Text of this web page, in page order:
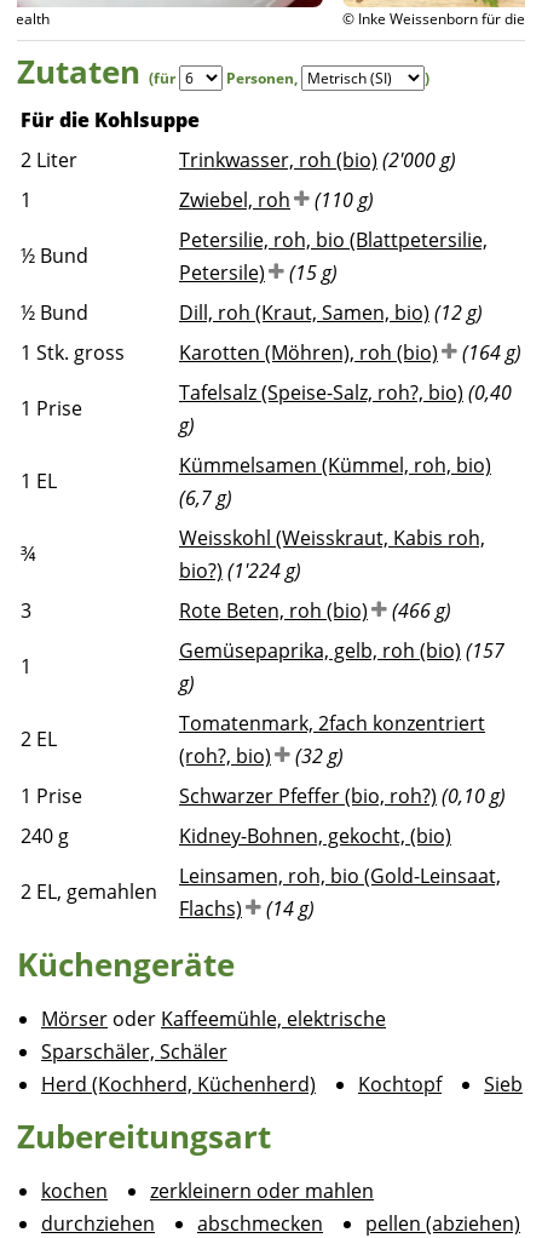
© Inke Weissenborn für diet-health
Zutaten (für Personen, )
Für die Kohlsuppe
2 Liter Trinkwasser, roh (bio) (2'000 g)
1
Zwiebel, roh (110 g)
½ Bund
Petersilie, roh, bio (Blattpetersilie,
Petersile)
(15 g)
½ Bund Dill, roh (Kraut, Samen, bio) (12 g)
1 Stk. gross Karotten (Möhren), roh (bio) (164 g)
1 Prise
Tafelsalz (Speise-Salz, roh?, bio) (0,40
g)
1 EL
Kümmelsamen (Kümmel, roh, bio)
(6,7 g)
¾
Weisskohl (Weisskraut, Kabis roh,
bio?) (1'224 g)
3
Rote Beten, roh (bio) (466 g)
1
Gemüsepaprika, gelb, roh (bio) (157
g)
2 EL
Tomatenmark, 2fach konzentriert
(roh?, bio)
(32 g)
1 Prise Schwarzer Pfeffer (bio, roh?) (0,10 g)
240 g Kidney-Bohnen, gekocht, (bio)
2 EL, gemahlen
Leinsamen, roh, bio (Gold-Leinsaat,
Flachs)
(14 g)
Küchengeräte
Mörser oder Kaffeemühle, elektrische
Sparschäler, Schäler
Herd (Kochherd, Küchenherd)
Kochtopf Sieb
Zubereitungsart
kochen
zerkleinern oder mahlen
durchziehen
abschmecken
pellen (abziehen)